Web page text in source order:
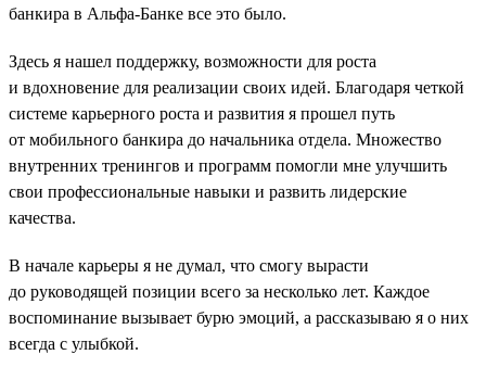
банкира в Альфа-Банке все это было.
Здесь я нашел поддержку, возможности для роста
и вдохновение для реализации своих идей. Благодаря четкой
системе карьерного роста и развития я прошел путь
от мобильного банкира до начальника отдела. Множество
внутренних тренингов и программ помогли мне улучшить
свои профессиональные навыки и развить лидерские
качества.
В начале карьеры я не думал, что смогу вырасти
до руководящей позиции всего за несколько лет. Каждое
воспоминание вызывает бурю эмоций, а рассказываю я о них
всегда с улыбкой.